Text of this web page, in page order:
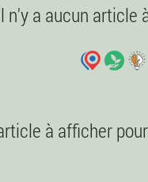
n'y a aucun article
à afficher